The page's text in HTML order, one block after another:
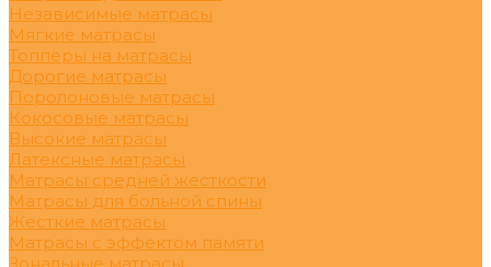
Независимые матрасы
Мягкие матрасы
Топперы на матрасы
Дорогие матрасы
Поролоновые матрасы
Кокосовые матрасы
Высокие матрасы
Латексные матрасы
Матрасы средней жесткости
Матрасы для больной спины
Жесткие матрасы
Матрасы с эффектом памяти